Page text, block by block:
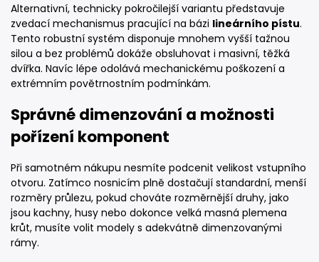
Alternativní, technicky pokročilejší variantu představuje
zvedací mechanismus pracující na bázi lineárního pístu.
Tento robustní systém disponuje mnohem vyšší tažnou
silou a bez problémů dokáže obsluhovat i masivní, těžká
dvířka. Navíc lépe odolává mechanickému poškození a
extrémním povětrnostním podmínkám.
Správné dimenzování a možnosti
pořízení komponent
Při samotném nákupu nesmíte podcenit velikost vstupního
otvoru. Zatímco nosnicím plně dostačují standardní, menší
rozměry průlezu, pokud chováte rozměrnější druhy, jako
jsou kachny, husy nebo dokonce velká masná plemena
krůt, musíte volit modely s adekvátně dimenzovanými
rámy.